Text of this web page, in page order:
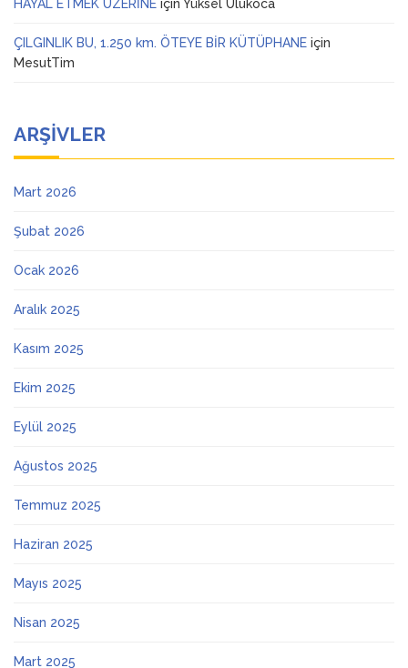
HAYAL ETMEK ÜZERİNE için Yüksel Ulukoca
ÇILGINLIK BU, 1.250 km. ÖTEYE BİR KÜTÜPHANE için
MesutTim
ARŞIVLER
Mart 2026
Şubat 2026
Ocak 2026
Aralık 2025
Kasım 2025
Ekim 2025
Eylül 2025
Ağustos 2025
Temmuz 2025
Haziran 2025
Mayıs 2025
Nisan 2025
Mart 2025